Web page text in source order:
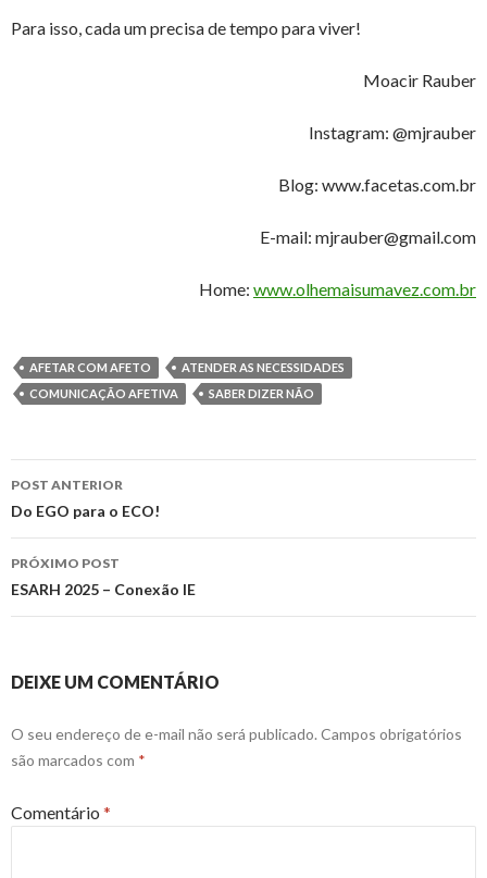
Para isso, cada um precisa de tempo para viver!
Moacir Rauber
Instagram: @mjrauber
Blog: www.facetas.com.br
E-mail: mjrauber@gmail.com
Home: www.olhemaisumavez.com.br
AFETAR COM AFETO
ATENDER AS NECESSIDADES
COMUNICAÇÃO AFETIVA
SABER DIZER NÃO
Navegação
de
posts
POST ANTERIOR
Do EGO para o ECO!
PRÓXIMO POST
ESARH 2025 – Conexão IE
DEIXE UM COMENTÁRIO
O seu endereço de e-mail não será publicado. Campos obrigatórios
são marcados com *
Comentário *